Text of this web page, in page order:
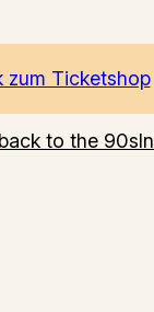
zum Ticketshop
back to the 90s